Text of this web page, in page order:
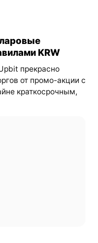
KRW
прекрасно
от промо-акции с
краткосрочным,